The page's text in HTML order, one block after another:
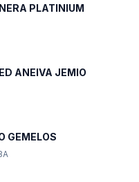
PLATINIUM
ANEIVA JEMIO
GEMELOS